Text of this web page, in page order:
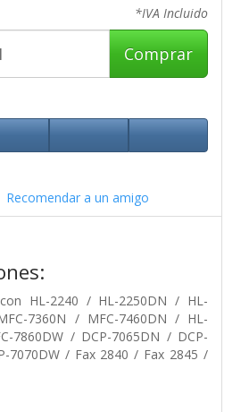
*IVA Incluido
Comprar
Recomendar a un amigo
HL-2240 / HL-2250DN / HL-
7360N / MFC-7460DN / HL-
7860DW / DCP-7065DN / DCP-
7070DW / Fax 2840 / Fax 2845 /